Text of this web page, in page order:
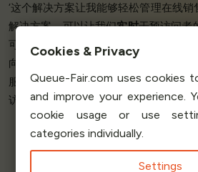
‘这个解决方案让我能够轻松管理在线销
解决方案，可以让我们实时干预访问者
可以
自定义 队列的视觉效果和文字
。
向我解释了这一切，既方便又高效，再
服务之前，我们的网站服务器遇到了速
访问。通过控制访问者流量，我们解决
Martin
Cookies & Privacy
Queue-Fair.com uses cookies
and improve your experience.
cookie usage or use
categories individually.
Settings